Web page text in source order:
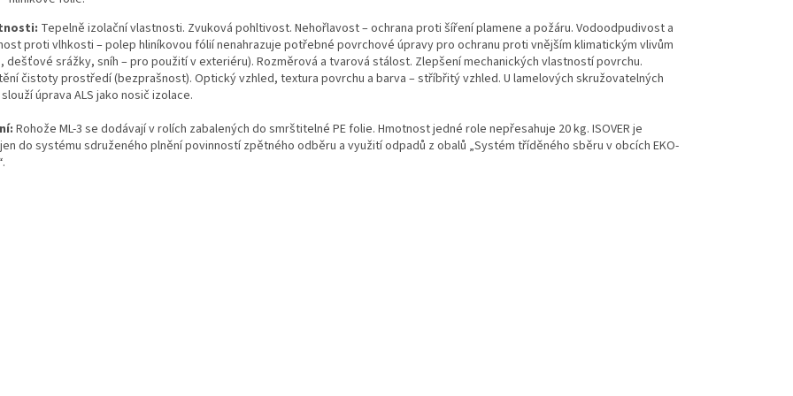
Tepelně izolační vlastnosti. Zvuková pohltivost. Nehořlavost – ochrana proti šíření plamene a požáru. Vodoodpudivost a
proti vlhkosti – polep hliníkovou fólií nenahrazuje potřebné povrchové úpravy pro ochranu proti vnějším klimatickým vlivům
dešťové srážky, sníh – pro použití v exteriéru). Rozměrová a tvarová stálost. Zlepšení mechanických vlastností povrchu.
čistoty prostředí (bezprašnost). Optický vzhled, textura povrchu a barva – stříbřitý vzhled. U lamelových skružovatelných
úprava ALS jako nosič izolace.
Rohože ML-3 se dodávají v rolích zabalených do smrštitelné PE folie. Hmotnost jedné role nepřesahuje 20 kg. ISOVER je
do systému sdruženého plnění povinností zpětného odběru a využití odpadů z obalů „Systém tříděného sběru v obcích EKO-